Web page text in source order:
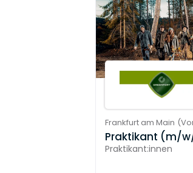
Frankfurt am Main (
Praktikant (m/
Praktikant:innen